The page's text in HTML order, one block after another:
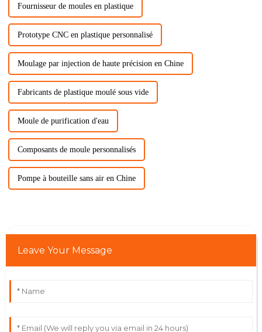
Fournisseur de moules en plastique
Prototype CNC en plastique personnalisé
Moulage par injection de haute précision en Chine
Fabricants de plastique moulé sous vide
Moule de purification d'eau
Composants de moule personnalisés
Pompe à bouteille sans air en Chine
Leave Your Message